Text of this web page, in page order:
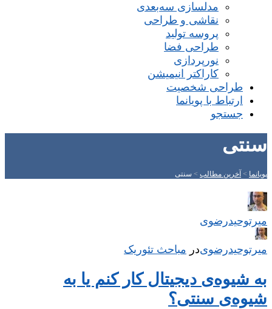
مدلسازی سه‌بعدی
نقاشی و طراحی
پروسه تولید
طراحی فضا
نورپردازی
کاراکتر انیمیشن
طراحی شخصیت
ارتباط با پویانما
جستجو
سنتی
پویانما > آخرین مطالب > سنتی
میر‌توحیدرضوی
میر‌توحیدرضویدر مباحث تئوریک
به شیوه‌ی دیجیتال کار کنم یا به
شیوه‌ی سنتی؟